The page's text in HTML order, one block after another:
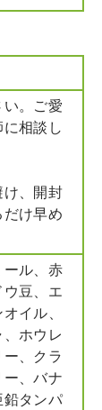
。ご愛
相談し
け、開封
け早め
ール、赤
ウ豆、エ
イル、
ホウレ
、クラ
ー、バナ
鉛タンパ